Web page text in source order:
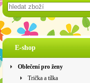
E-shop
Oblečení pro ženy
Trička a tílka